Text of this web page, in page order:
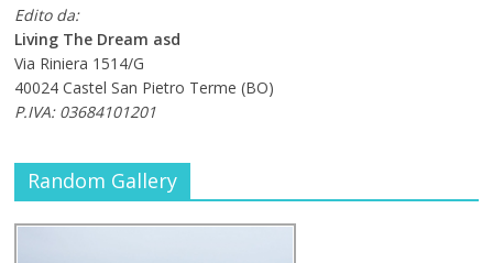
Edito da:
Living The Dream asd
Via Riniera 1514/G
40024 Castel San Pietro Terme (BO)
P.IVA: 03684101201
Random Gallery